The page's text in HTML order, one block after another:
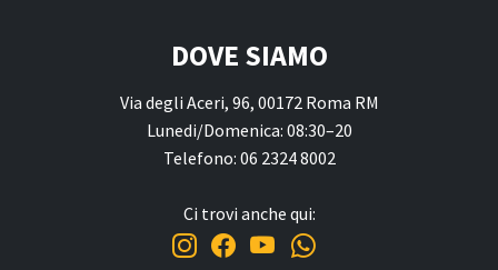
DOVE SIAMO
Via degli Aceri, 96, 00172 Roma RM
Lunedi/Domenica: 08:30–20
Telefono: 06 2324 8002
Ci trovi anche qui: